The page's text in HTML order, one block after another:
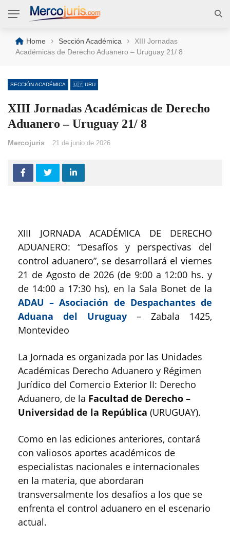
Home › Sección Académica ›
XIII Jornadas
Académicas de Derecho Aduanero – Uruguay 21/ 8
SECCIÓN ACADÉMICA 🇺🇾 URU
XIII Jornadas Académicas de Derecho
Aduanero – Uruguay 21/ 8
Mercojuris 21 de junio de 2026
XIII JORNADA ACADÉMICA DE DERECHO
ADUANERO: “Desafíos y perspectivas del
control aduanero”, se desarrollará el viernes
21 de Agosto de 2026 (de 9:00 a 12:00 hs. y
de 14:00 a 17:30 hs), en la Sala Bonet de la
ADAU – Asociación de Despachantes de
Aduana del Uruguay – Zabala 1425,
Montevideo
La Jornada es organizada por las Unidades
Académicas Derecho Aduanero y Régimen
Jurídico del Comercio Exterior II: Derecho
Aduanero, de la Facultad de Derecho –
Universidad de la República (URUGUAY).
Como en las ediciones anteriores, contará
con valiosos aportes académicos de
especialistas nacionales e internacionales
en la materia, que abordaran
transversalmente los desafíos a los que se
enfrenta el control aduanero en el escenario
actual.